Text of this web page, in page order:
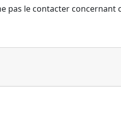
pas le contacter concernant